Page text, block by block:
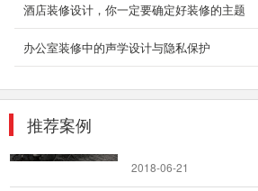
酒店装修设计，你一定要确定好装修的主题
办公室装修中的声学设计与隐私保护
推荐案例
自由进行私密...
此的办公空间具有鲜明的
2018-06-21